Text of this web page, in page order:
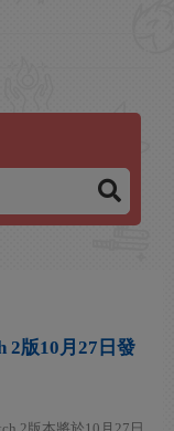
2版10月27日發